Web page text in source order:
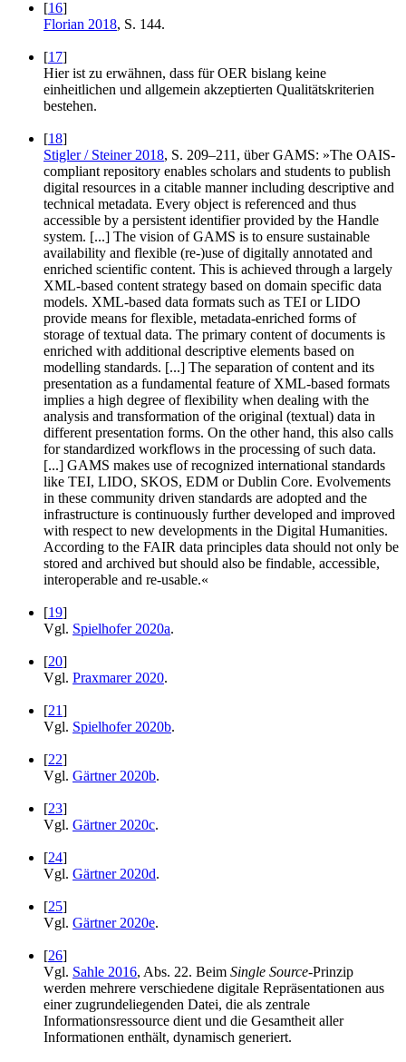
[16]
Florian 2018, S. 144.
[17]
Hier ist zu erwähnen, dass für OER bislang keine
einheitlichen und allgemein akzeptierten Qualitätskriterien
bestehen.
[18]
Stigler / Steiner 2018, S. 209–211, über GAMS: »The OAIS-
compliant repository enables scholars and students to publish
digital resources in a citable manner including descriptive and
technical metadata. Every object is referenced and thus
accessible by a persistent identifier provided by the Handle
system. [...] The vision of GAMS is to ensure sustainable
availability and flexible (re-)use of digitally annotated and
enriched scientific content. This is achieved through a largely
XML-based content strategy based on domain specific data
models. XML-based data formats such as TEI or LIDO
provide means for flexible, metadata-enriched forms of
storage of textual data. The primary content of documents is
enriched with additional descriptive elements based on
modelling standards. [...] The separation of content and its
presentation as a fundamental feature of XML-based formats
implies a high degree of flexibility when dealing with the
analysis and transformation of the original (textual) data in
different presentation forms. On the other hand, this also calls
for standardized workflows in the processing of such data.
[...] GAMS makes use of recognized international standards
like TEI, LIDO, SKOS, EDM or Dublin Core. Evolvements
in these community driven standards are adopted and the
infrastructure is continuously further developed and improved
with respect to new developments in the Digital Humanities.
According to the FAIR data principles data should not only be
stored and archived but should also be findable, accessible,
interoperable and re-usable.«
[19]
Vgl. Spielhofer 2020a.
[20]
Vgl. Praxmarer 2020.
[21]
Vgl. Spielhofer 2020b.
[22]
Vgl. Gärtner 2020b.
[23]
Vgl. Gärtner 2020c.
[24]
Vgl. Gärtner 2020d.
[25]
Vgl. Gärtner 2020e.
[26]
Vgl. Sahle 2016, Abs. 22. Beim Single Source-Prinzip
werden mehrere verschiedene digitale Repräsentationen aus
einer zugrundeliegenden Datei, die als zentrale
Informationsressource dient und die Gesamtheit aller
Informationen enthält, dynamisch generiert.